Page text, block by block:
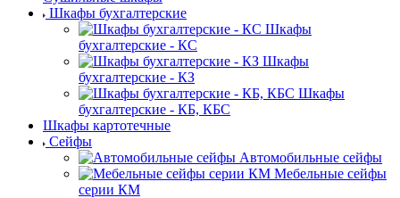
Шкафы бухгалтерские
Шкафы
бухгалтерские - КС
Шкафы
бухгалтерские - КЗ
Шкафы
бухгалтерские - КБ, КБС
Шкафы картотечные
Сейфы
Автомобильные сейфы
Мебельные сейфы
серии КМ